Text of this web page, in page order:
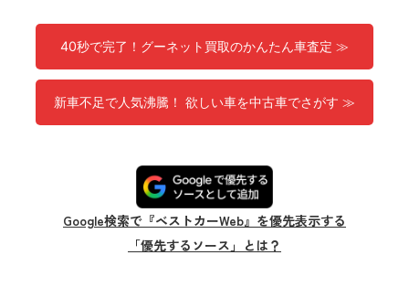
40秒で完了！グーネット買取のかんたん車査定 ≫
新車不足で人気沸騰！ 欲しい車を中古車でさがす ≫
Google検索で『ベストカーWeb』を優先表示する
「優先するソース」とは？